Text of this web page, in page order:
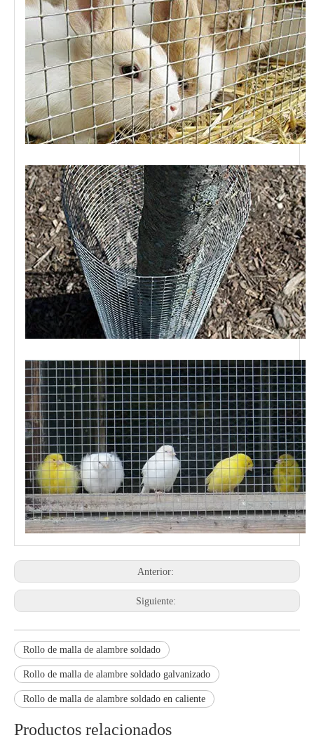
Anterior:
Siguiente:
Rollo de malla de alambre soldado
Rollo de malla de alambre soldado galvanizado
Rollo de malla de alambre soldado en caliente
Productos relacionados